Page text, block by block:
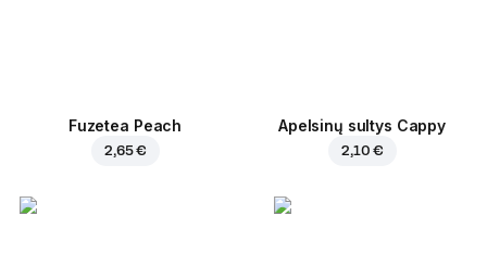
Fuzetea Peach
2,65 €
Apelsinų sultys Cappy
2,10 €